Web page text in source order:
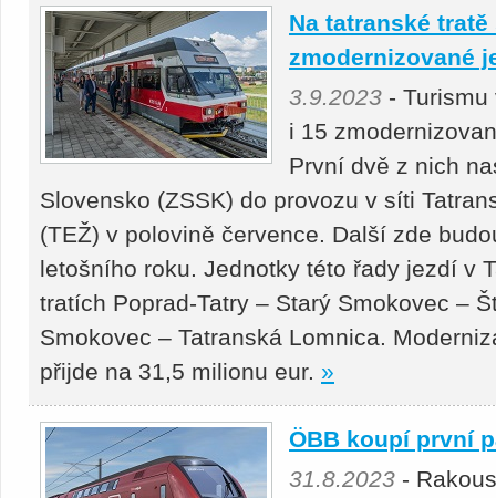
Na tatranské
zmodernizované
3.9.2023 - Turismu
i 15
První dvě z nich
Slovensko (ZSSK) do provozu v síti
(TEŽ) v polovině července. Další zde
letošního roku. Jednotky této řady jezdí v
tratích Poprad-Tatry – Starý Smokovec –
Smokovec – Tatranská Lomnica.
přijde na 31,5 milionu eur. »
ÖBB koupí první
31.8.2023 -